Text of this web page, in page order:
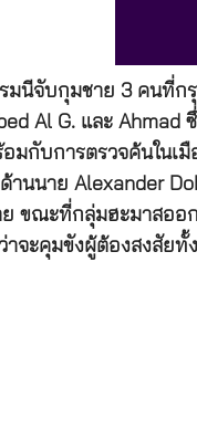
มนีจับกุมชาย 3 คนที่ก
Al G. และ Ahmad
มกับการตรวจค้นในเ
านนาย Alexander
ย ขณะที่กลุ่มฮะมาสออ
าจะคุมขังผู้ต้องสงสัย